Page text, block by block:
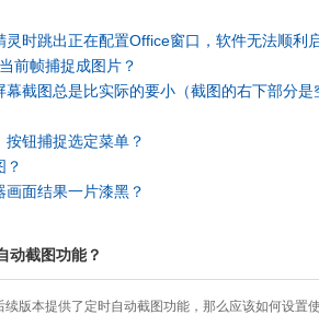
灵时跳出正在配置Office窗口，软件无法顺利
前帧捕捉成图片？
幕截图总是比实际的要小（截图的右下部分是
钮捕捉选定菜单？
？
画面结果一片漆黑？
动截图功能？
版本提供了定时自动截图功能，那么应该如何设置